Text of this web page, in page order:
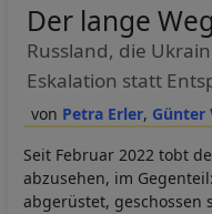
Petra Erler Günter
Der lange
Russland, die
Eskalation statt
Seit Februar 2022 tobt
abzusehen, im
abgerüstet,